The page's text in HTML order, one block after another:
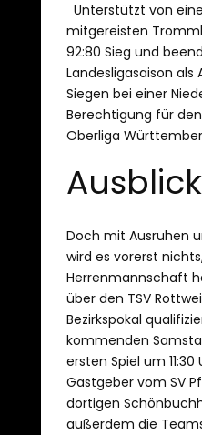
Unterstützt von
mitgereisten
92:80 Sieg und
Landesligasaison als
Siegen bei einer
Berechtigung für
Oberliga
Ausblick
Doch mit Ausruhen
wird es vorerst
Herrenmannschaft
über den TSV
Bezirkspokal
kommenden
ersten Spiel um
Gastgeber vom SV
dortigen
außerdem die